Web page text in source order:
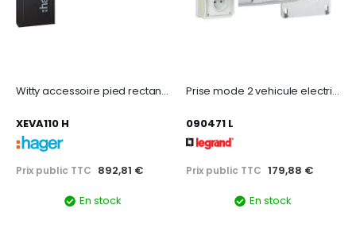
Witty accessoire pied rectangle une borne de charge
XEVA110 H
Prix public TTC 892,81 €
En stock
Prise mode 2 vehicule electrique 3kw f/b ip66 complet saillie gris
090471 L
Prix public TTC 179,88 €
En stock